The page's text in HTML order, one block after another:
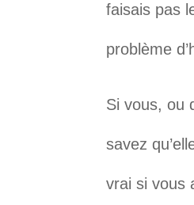
faisais pas
problème
Si vous, ou
savez
vrai si vous